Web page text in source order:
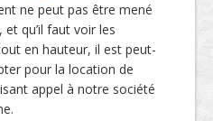
ne peut pas être mené
qu’il faut voir les
en hauteur, il est peut-
pour la location de
appel à notre société